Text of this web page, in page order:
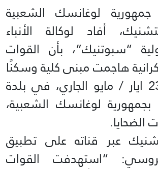
لوغانسك الشعبية
أفاد لوكالة الأنباء
“سبوتنيك”، بأن القوات
هاجمت مبنى كلية وسكنًا
طلابيًا، ليل 23 ايار / مايو الجاري، في بلدة
لوغانسك الشعبية،
عبر قناته على تطبيق
“استهدفت القوات